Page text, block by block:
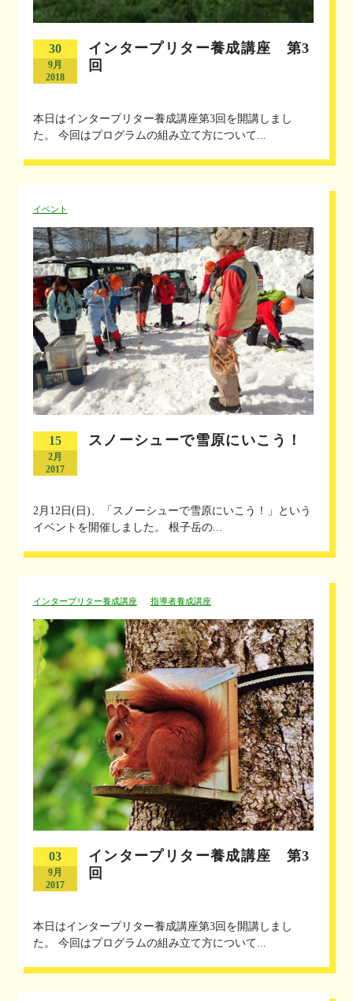
30
9月
2018
インタープリター養成講座 第3
回
本日はインタープリター養成講座第3回を開講しまし
た。 今回はプログラムの組み立て方について...
イベント
15
2月
2017
スノーシューで雪原にいこう！
2月12日(日)、「スノーシューで雪原にいこう！」という
イベントを開催しました。 根子岳の...
インタープリター養成講座 指導者養成講座
03
9月
2017
インタープリター養成講座 第3
回
本日はインタープリター養成講座第3回を開講しまし
た。 今回はプログラムの組み立て方について...